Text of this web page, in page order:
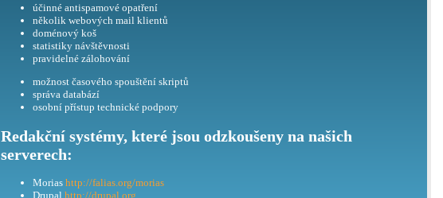
účinné antispamové opatření
několik webových mail klientů
doménový koš
statistiky návštěvnosti
pravidelné zálohování
možnost časového spouštění skriptů
správa databází
osobní přístup technické podpory
Redakční systémy, které jsou odzkoušeny na našich
serverech:
Morias http://falias.org/morias
Drupal http://drupal.org